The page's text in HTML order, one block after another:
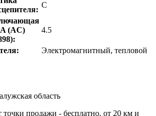
C
(AC)
4.5
Электромагнитный, тепловой
область
точки продажи - бесплатно, от 20 км и